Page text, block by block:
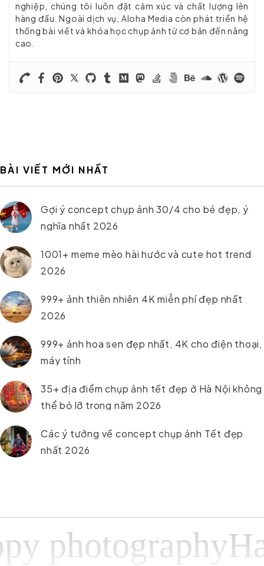
nghiệp, chúng tôi luôn đặt cảm xúc và chất lượng lên
hàng đầu. Ngoài dịch vụ, Aloha Media còn phát triển hệ
thống bài viết và khóa học chụp ảnh từ cơ bản đến nâng
cao.
BÀI VIẾT MỚI NHẤT
Gợi ý concept chụp ảnh 30/4 cho bé đẹp, ý
nghĩa nhất 2026
1001+ meme mèo hài hước và cute hot trend
2026
999+ ảnh thiên nhiên 4K miễn phí đẹp nhất
2026
999+ ảnh hoa sen đẹp nhất, 4K cho điện thoại,
máy tính
35+ địa điểm chụp ảnh tết đẹp ở Hà Nội không
thể bỏ lỡ trong năm 2026
Các ý tưởng về concept chụp ảnh Tết đẹp
nhất 2026